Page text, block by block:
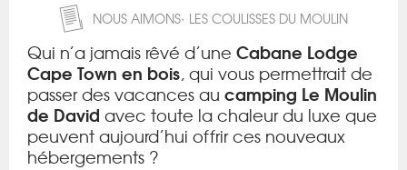
NOUS AIMONS LES COULISSES DU MOULIN
Qui n’a jamais rêvé d’une Cabane Lodge
Cape Town en bois, qui vous permettrait de
passer des vacances au camping Le Moulin
de David avec toute la chaleur du luxe que
peuvent aujourd’hui offrir ces nouveaux
hébergements ?